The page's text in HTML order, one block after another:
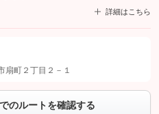
詳細はこちら
ち追加してから「許可する」ボタンを押
ップして問い合わせを
扇町２丁目２－１
のルートを確認する